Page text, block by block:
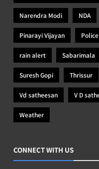
Narendra Modi NDA
Pinarayi Vijayan Police
rain alert Sabarimala
Suresh Gopi Thrissur
Vd satheesan V D
Weather
CONNECT WITH US